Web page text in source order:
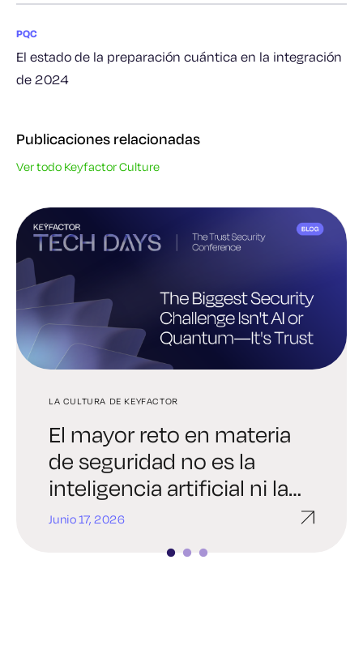
PQC
El estado de la preparación cuántica en la integración
de 2024
Publicaciones relacionadas
Ver todo Keyfactor Culture
LA CULTURA DE KEYFACTOR
El mayor reto en materia
de seguridad no es la
inteligencia artificial ni la
informática cuántica, sino
Junio 17, 2026
LA CULTURA DE KEYFACTOR
Crítica del álbum | "Now
That's What I Call Digital
Trust" de Keyfactor
Julio 28, 2025
LA CULTURA DE KEYFACTOR
Diseñado para el éxito:
Logrando hitos en 2024 y
más allá
Febrero 13, 2024